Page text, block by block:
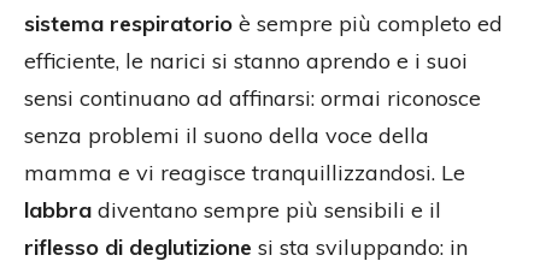
sistema respiratorio è sempre più completo ed
efficiente, le narici si stanno aprendo e i suoi
sensi continuano ad affinarsi: ormai riconosce
senza problemi il suono della voce della
mamma e vi reagisce tranquillizzandosi. Le
labbra diventano sempre più sensibili e il
riflesso di deglutizione si sta sviluppando: in